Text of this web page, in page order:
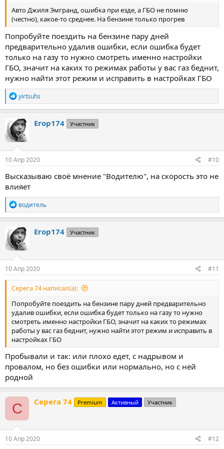
Авто Джиля Эмгранд, ошибка при езде, а ГБО не помню
(честно), какое-то среднее. На бензине только прогрев
Попробуйте поездить на бензине пару дней
предварительно удалив ошибки, если ошибка будет
только на газу то нужно смотреть именно настройки
ГБО, значит на каких то режимах работы у вас газ беднит,
нужно найти этот режим и исправить в настройках ГБО
Р
е
а
к
ц
и
и
:
yirtsuhs
Егор174 Участник
10 Апр 2020 #10
Высказываю своё мнение "Водителю", на скорость это не
влияет
Р
е
а
к
ц
и
и
:
водитель
Егор174 Участник
10 Апр 2020 #11
Серега 74 написал(а):
Попробуйте поездить на бензине пару дней предварительно
удалив ошибки, если ошибка будет только на газу то нужно
смотреть именно настройки ГБО, значит на каких то режимах
работы у вас газ беднит, нужно найти этот режим и исправить в
настройках ГБО
Пробывали и так: или плохо едет, с надрывом и
провалом, но без ошибки или нормально, но с ней
родной
С Серега 74 Premium Активный Участник
10 Апр 2020 #12